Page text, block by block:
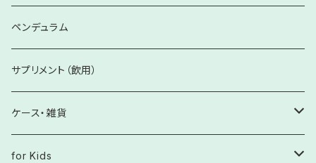
自分軸を整える
ペンデュラム
サプリメント（飲用）
ケース・雑貨
癒し雑貨
for Kids